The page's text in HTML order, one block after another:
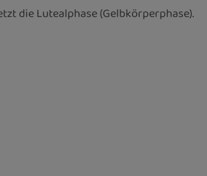
die Lutealphase (Gelbkörperphase).